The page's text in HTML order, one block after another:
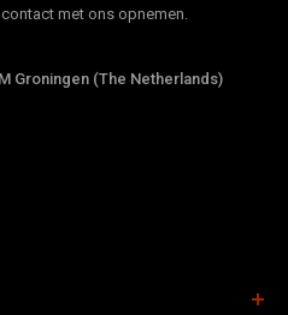
contact met ons opnemen.
Groningen (The Netherlands)